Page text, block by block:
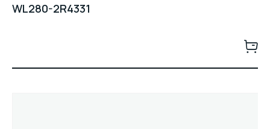
WL280-2R4331